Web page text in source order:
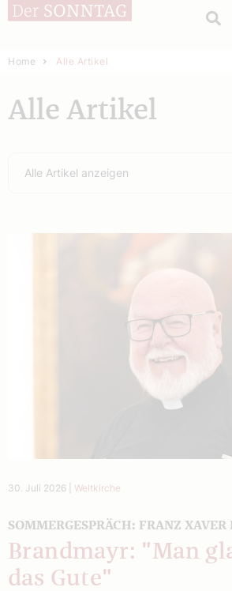
Home Alle Artikel
Alle Artikel
Alle Artikel anzeigen
30. Juli 2026 Weltkirche
SOMMERGESPRÄCH: FRANZ XAVER
Brandmayr: "Man
das Gute"